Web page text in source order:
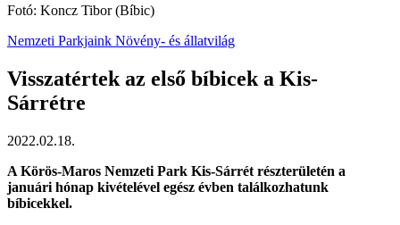
Fotó: Koncz Tibor (Bíbic)
Nemzeti Parkjaink Növény- és állatvilág
Visszatértek az első bíbicek a Kis-
Sárrétre
2022.02.18.
A Körös-Maros Nemzeti Park Kis-Sárrét részterületén a
januári hónap kivételével egész évben találkozhatunk
bíbicekkel.